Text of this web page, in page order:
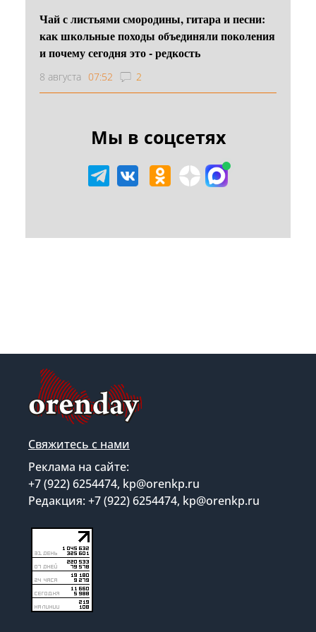
Чай с листьями смородины, гитара и песни:
как школьные походы объединяли поколения
и почему сегодня это - редкость
8 августа 07:52 2
Мы в соцсетях
Свяжитесь с нами
Реклама на сайте:
+7 (922) 6254474, kp@orenkp.ru
Редакция: +7 (922) 6254474, kp@orenkp.ru